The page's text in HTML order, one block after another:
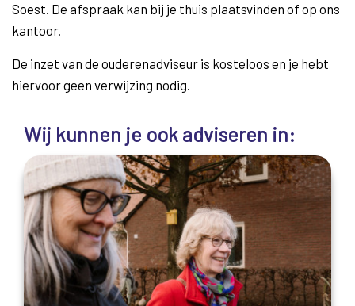
Soest. De afspraak kan bij je thuis plaatsvinden of op ons
kantoor.
De inzet van de ouderenadviseur is kosteloos en je hebt
hiervoor geen verwijzing nodig.
Wij kunnen je ook adviseren in: